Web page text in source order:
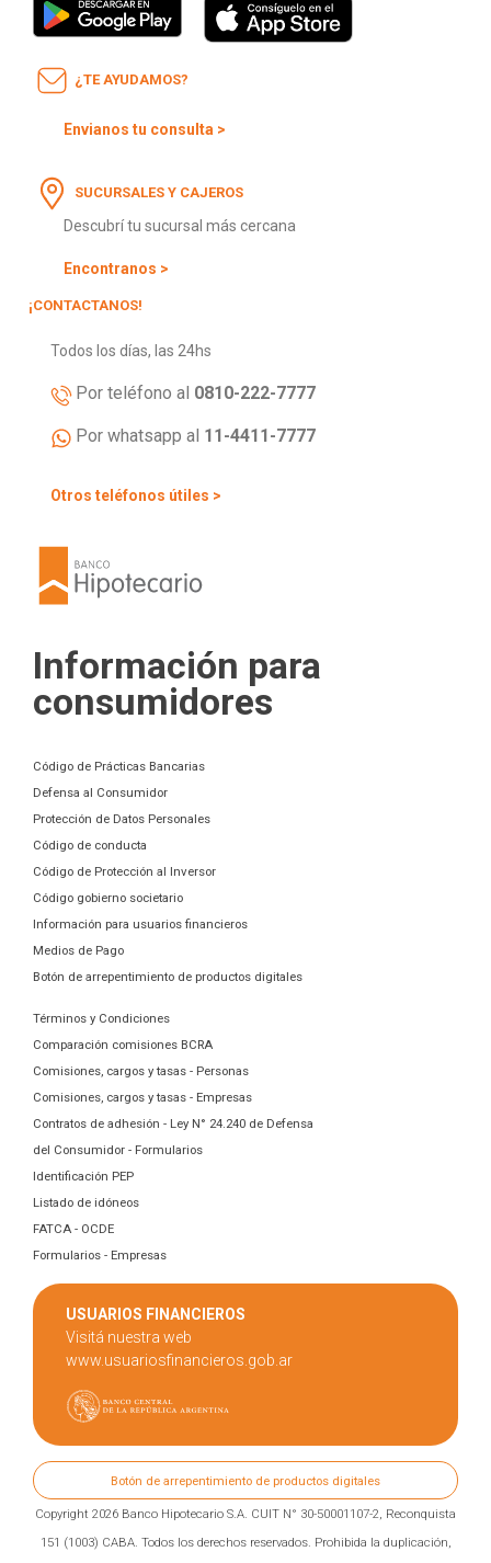
¿TE AYUDAMOS?
Envianos tu consulta >
SUCURSALES Y CAJEROS
Descubrí tu sucursal más cercana
Encontranos >
¡CONTACTANOS!
Todos los días, las 24hs
Por teléfono al 0810-222-7777
Por whatsapp al 11-4411-7777
Otros teléfonos útiles >
Información para
consumidores
Código de Prácticas Bancarias
Defensa al Consumidor
Protección de Datos Personales
Código de conducta
Código de Protección al Inversor
Código gobierno societario
Información para usuarios financieros
Medios de Pago
Botón de arrepentimiento de productos digitales
Términos y Condiciones
Comparación comisiones BCRA
Comisiones, cargos y tasas - Personas
Comisiones, cargos y tasas - Empresas
Contratos de adhesión - Ley N° 24.240 de Defensa
del Consumidor - Formularios
Identificación PEP
Listado de idóneos
FATCA - OCDE
Formularios - Empresas
USUARIOS FINANCIEROS
Visitá nuestra web
www.usuariosfinancieros.gob.ar
Botón de arrepentimiento de productos digitales
Copyright 2026 Banco Hipotecario S.A. CUIT N° 30-50001107-2, Reconquista
151 (1003) CABA. Todos los derechos reservados. Prohibida la duplicación,